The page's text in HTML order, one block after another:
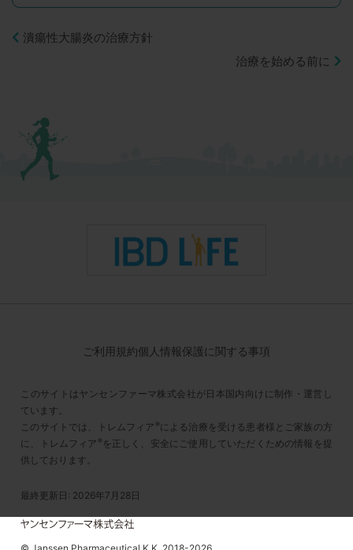
潰瘍性大腸炎の治療方針
治療を始める前に
ご利用規約個人情報保護に関する事項
このサイトはヤンセンファーマ株式会社が日本国内向けに制作・運営し
ています。
このサイトでは、トレムフィア ®による治療を受ける患者様とご家族の方
に、トレムフィア ® を正しく、安全にご使用していただくための情報を提
供しております。
最終更新日: 2026年7月28日